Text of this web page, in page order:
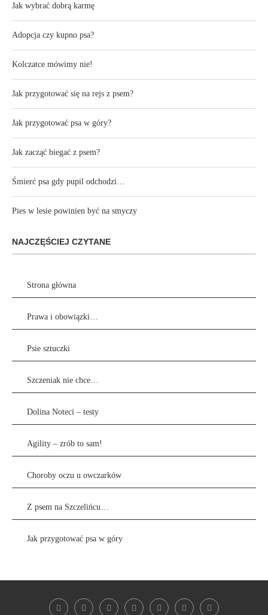
Jak wybrać dobrą karmę
Adopcja czy kupno psa?
Kolczatce mówimy nie!
Jak przygotować się na rejs z psem?
Jak przygotować psa w góry?
Jak zacząć biegać z psem?
Śmierć psa gdy pupil odchodzi…
Pies w lesie powinien być na smyczy
NAJCZĘŚCIEJ CZYTANE
Strona główna
Prawa i obowiązki…
Psie sztuczki
Szczeniak nie chce…
Dolina Noteci – testy
Agility – zrób to sam!
Choroby oczu u owczarków
Z psem na Szczelińcu…
Jak przygotować psa w góry